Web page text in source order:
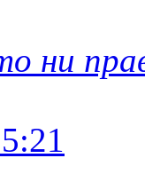
ни